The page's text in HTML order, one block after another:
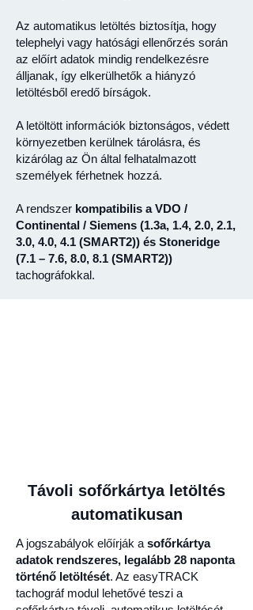
Az automatikus letöltés biztosítja, hogy
telephelyi vagy hatósági ellenőrzés során
az előírt adatok mindig rendelkezésre
álljanak, így elkerülhetők a hiányzó
letöltésből eredő bírságok.
A letöltött információk biztonságos, védett
környezetben kerülnek tárolásra, és
kizárólag az Ön által felhatalmazott
személyek férhetnek hozzá.
A rendszer kompatibilis a VDO /
Continental / Siemens (1.3a, 1.4, 2.0, 2.1,
3.0, 4.0, 4.1 (SMART2)) és Stoneridge
(7.1 – 7.6, 8.0, 8.1 (SMART2))
tachográfokkal.
Távoli sofőrkártya letöltés
automatikusan
A jogszabályok előírják a sofőrkártya
adatok rendszeres, legalább 28 naponta
történő letöltését. Az easyTRACK
tachográf modul lehetővé teszi a